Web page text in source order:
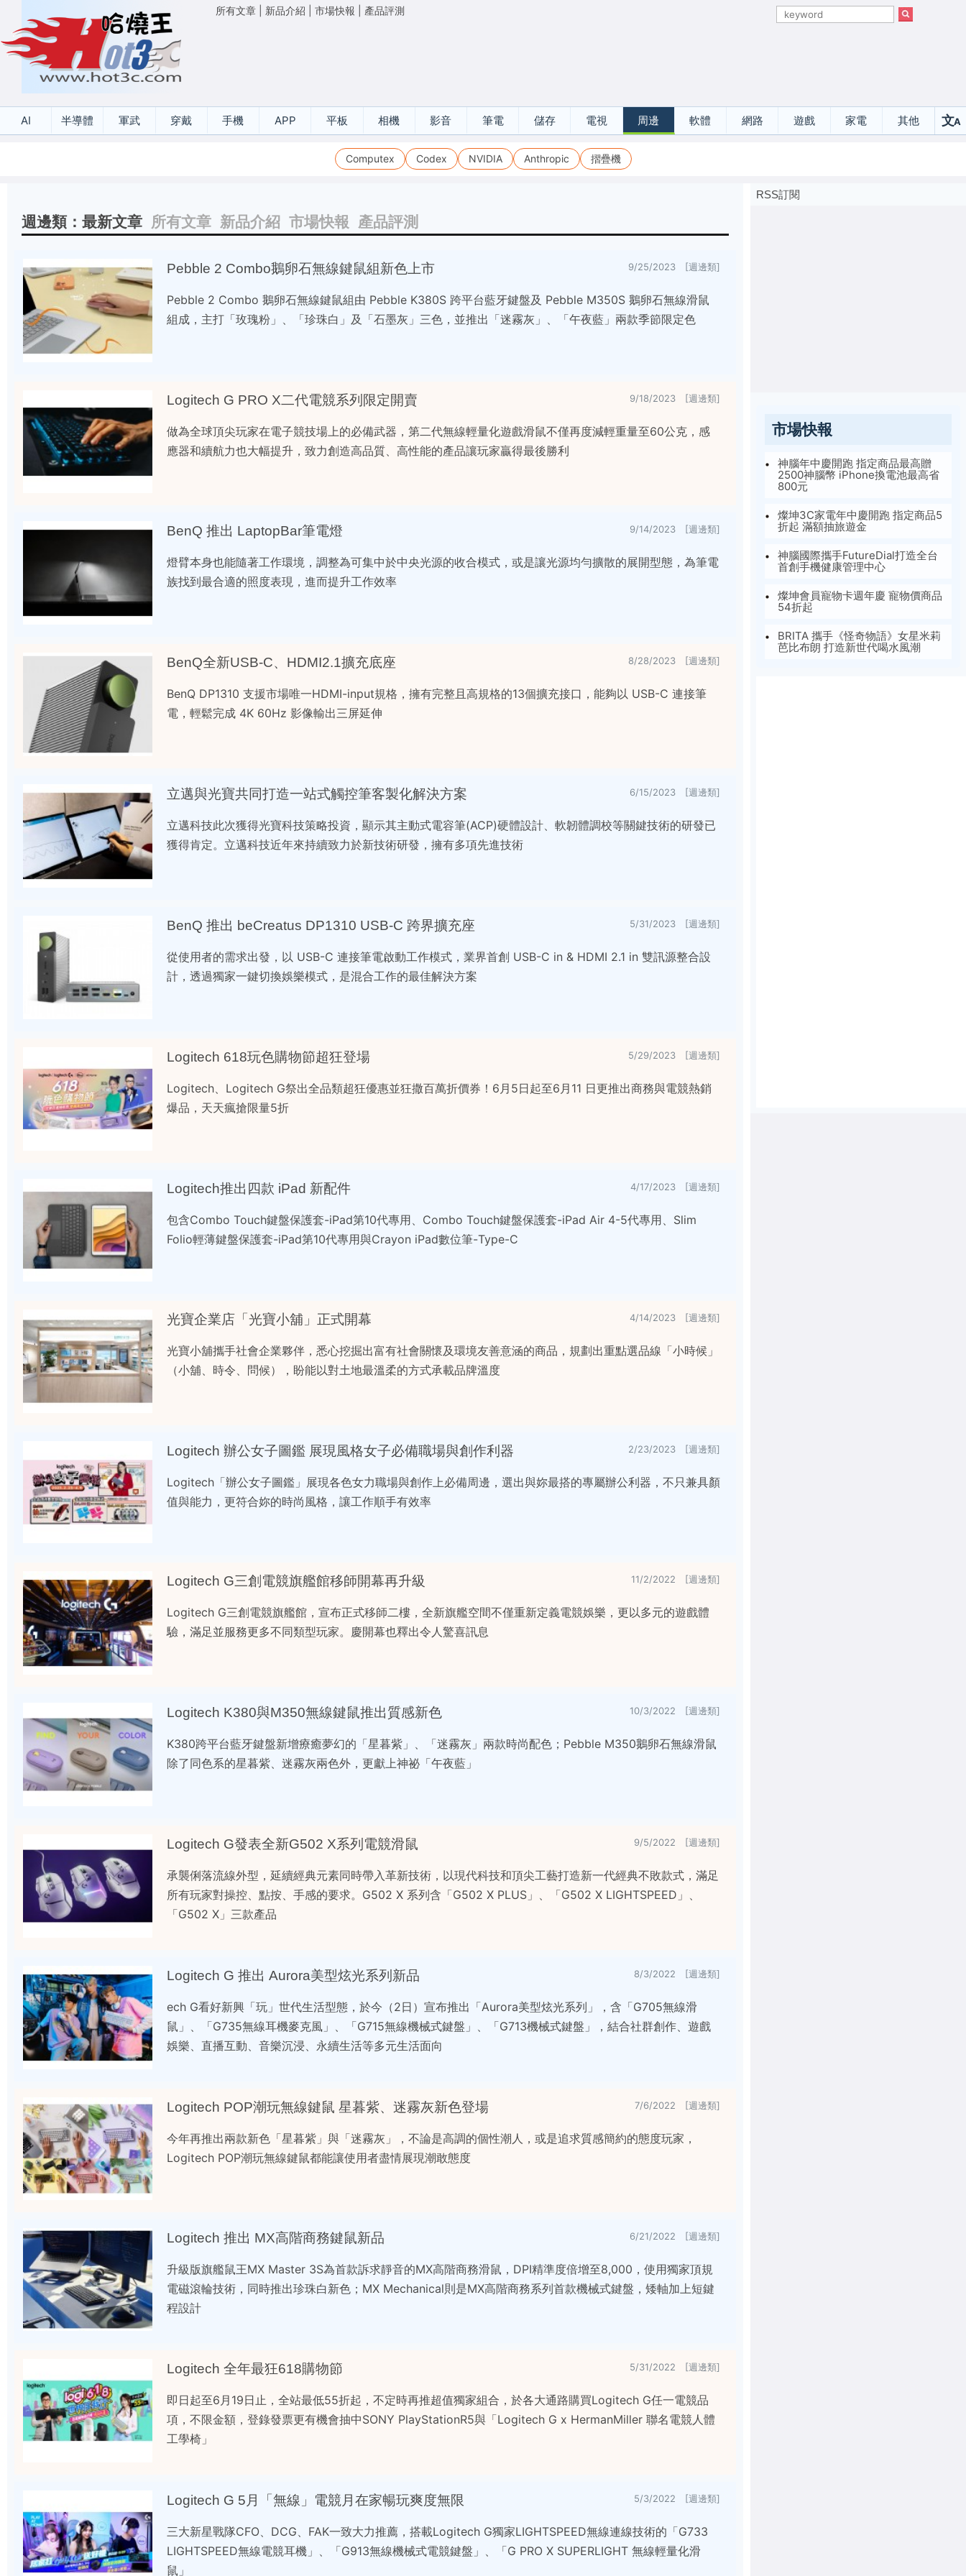
所有文章 新品介紹 市場快報 產品評測
AI 半導體 軍武 穿戴 手機 APP 平板 相機 影音 筆電 儲存 電視 周邊 軟體 網路 遊戲 家電 其他 文A
Computex Codex NVIDIA Anthropic 摺疊機
週邊類：最新文章 所有文章 新品介紹 市場快報 產品評測
Pebble 2 Combo鵝卵石無線鍵鼠組新色上市 9/25/2023 [週邊類]
Pebble 2 Combo 鵝卵石無線鍵鼠組由 Pebble K380S 跨平台藍牙鍵盤及 Pebble M350S 鵝卵石無線滑鼠
組成，主打「玫瑰粉」、「珍珠白」及「石墨灰」三色，並推出「迷霧灰」、「午夜藍」兩款季節限定色
Logitech G PRO X二代電競系列限定開賣 9/18/2023 [週邊類]
做為全球頂尖玩家在電子競技場上的必備武器，第二代無線輕量化遊戲滑鼠不僅再度減輕重量至60公克，感
應器和續航力也大幅提升，致力創造高品質、高性能的產品讓玩家贏得最後勝利
BenQ 推出 LaptopBar筆電燈 9/14/2023 [週邊類]
燈臂本身也能隨著工作環境，調整為可集中於中央光源的收合模式，或是讓光源均勻擴散的展開型態，為筆電
族找到最合適的照度表現，進而提升工作效率
BenQ全新USB-C、HDMI2.1擴充底座 8/28/2023 [週邊類]
BenQ DP1310 支援市場唯一HDMI-input規格，擁有完整且高規格的13個擴充接口，能夠以 USB-C 連接筆
電，輕鬆完成 4K 60Hz 影像輸出三屏延伸
立邁與光寶共同打造一站式觸控筆客製化解決方案 6/15/2023 [週邊類]
立邁科技此次獲得光寶科技策略投資，顯示其主動式電容筆(ACP)硬體設計、軟韌體調校等關鍵技術的研發已
獲得肯定。立邁科技近年來持續致力於新技術研發，擁有多項先進技術
BenQ 推出 beCreatus DP1310 USB-C 跨界擴充座 5/31/2023 [週邊類]
從使用者的需求出發，以 USB-C 連接筆電啟動工作模式，業界首創 USB-C in & HDMI 2.1 in 雙訊源整合設
計，透過獨家一鍵切換娛樂模式，是混合工作的最佳解決方案
Logitech 618玩色購物節超狂登場 5/29/2023 [週邊類]
Logitech、Logitech G祭出全品類超狂優惠並狂撒百萬折價券！6月5日起至6月11 日更推出商務與電競熱銷
爆品，天天瘋搶限量5折
Logitech推出四款 iPad 新配件 4/17/2023 [週邊類]
包含Combo Touch鍵盤保護套-iPad第10代專用、Combo Touch鍵盤保護套-iPad Air 4-5代專用、Slim
Folio輕薄鍵盤保護套-iPad第10代專用與Crayon iPad數位筆-Type-C
光寶企業店「光寶小舖」正式開幕 4/14/2023 [週邊類]
光寶小舖攜手社會企業夥伴，悉心挖掘出富有社會關懷及環境友善意涵的商品，規劃出重點選品線「小時候」
（小舖、時令、問候），盼能以對土地最溫柔的方式承載品牌溫度
Logitech 辦公女子圖鑑 展現風格女子必備職場與創作利器 2/23/2023 [週邊類]
Logitech「辦公女子圖鑑」展現各色女力職場與創作上必備周邊，選出與妳最搭的專屬辦公利器，不只兼具顏
值與能力，更符合妳的時尚風格，讓工作順手有效率
Logitech G三創電競旗艦館移師開幕再升級 11/2/2022 [週邊類]
Logitech G三創電競旗艦館，宣布正式移師二樓，全新旗艦空間不僅重新定義電競娛樂，更以多元的遊戲體
驗，滿足並服務更多不同類型玩家。慶開幕也釋出令人驚喜訊息
Logitech K380與M350無線鍵鼠推出質感新色 10/3/2022 [週邊類]
K380跨平台藍牙鍵盤新增療癒夢幻的「星暮紫」、「迷霧灰」兩款時尚配色；Pebble M350鵝卵石無線滑鼠
除了同色系的星暮紫、迷霧灰兩色外，更獻上神祕「午夜藍」
Logitech G發表全新G502 X系列電競滑鼠 9/5/2022 [週邊類]
承襲俐落流線外型，延續經典元素同時帶入革新技術，以現代科技和頂尖工藝打造新一代經典不敗款式，滿足
所有玩家對操控、點按、手感的要求。G502 X 系列含「G502 X PLUS」、「G502 X LIGHTSPEED」、
「G502 X」三款產品
Logitech G 推出 Aurora美型炫光系列新品 8/3/2022 [週邊類]
ech G看好新興「玩」世代生活型態，於今（2日）宣布推出「Aurora美型炫光系列」，含「G705無線滑
鼠」、「G735無線耳機麥克風」、「G715無線機械式鍵盤」、「G713機械式鍵盤」，結合社群創作、遊戲
娛樂、直播互動、音樂沉浸、永續生活等多元生活面向
Logitech POP潮玩無線鍵鼠 星暮紫、迷霧灰新色登場 7/6/2022 [週邊類]
今年再推出兩款新色「星暮紫」與「迷霧灰」，不論是高調的個性潮人，或是追求質感簡約的態度玩家，
Logitech POP潮玩無線鍵鼠都能讓使用者盡情展現潮敢態度
Logitech 推出 MX高階商務鍵鼠新品 6/21/2022 [週邊類]
升級版旗艦鼠王MX Master 3S為首款訴求靜音的MX高階商務滑鼠，DPI精準度倍增至8,000，使用獨家頂規
電磁滾輪技術，同時推出珍珠白新色；MX Mechanical則是MX高階商務系列首款機械式鍵盤，矮軸加上短鍵
程設計
Logitech 全年最狂618購物節 5/31/2022 [週邊類]
即日起至6月19日止，全站最低55折起，不定時再推超值獨家組合，於各大通路購買Logitech G任一電競品
項，不限金額，登錄發票更有機會抽中SONY PlayStationR5與「Logitech G x HermanMiller 聯名電競人體
工學椅」
Logitech G 5月「無線」電競月在家暢玩爽度無限 5/3/2022 [週邊類]
三大新星戰隊CFO、DCG、FAK一致大力推薦，搭載Logitech G獨家LIGHTSPEED無線連線技術的「G733
LIGHTSPEED無線電競耳機」、「G913無線機械式電競鍵盤」、「G PRO X SUPERLIGHT 無線輕量化滑
鼠」
RSS訂閱
市場快報
神腦年中慶開跑 指定商品最高贈
2500神腦幣 iPhone換電池最高省
800元
燦坤3C家電年中慶開跑 指定商品5
折起 滿額抽旅遊金
神腦國際攜手FutureDial打造全台
首創手機健康管理中心
燦坤會員寵物卡週年慶 寵物價商品
54折起
BRITA 攜手《怪奇物語》女星米莉
芭比布朗 打造新世代喝水風潮